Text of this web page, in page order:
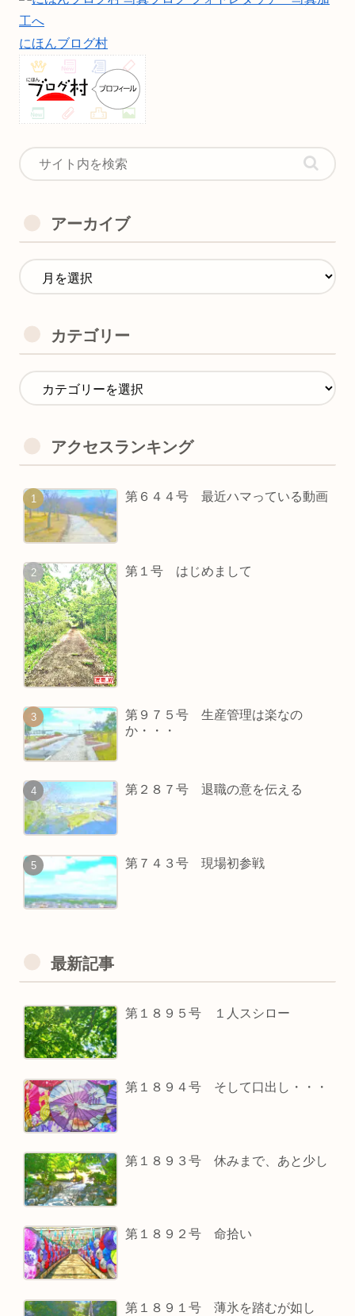
にほんブログ村
アーカイブ
カテゴリー
アクセスランキング
第６４４号 最近ハマっている動画
第１号 はじめまして
第９７５号 生産管理は楽なの
か・・・
第２８７号 退職の意を伝える
第７４３号 現場初参戦
最新記事
第１８９５号 １人スシロー
第１８９４号 そして口出し・・・
第１８９３号 休みまで、あと少し
第１８９２号 命拾い
第１８９１号 薄氷を踏むが如し